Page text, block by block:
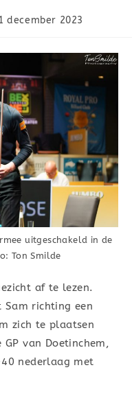
december 2023
uitgeschakeld in de
Ton Smilde
af te lezen.
Sam richting een
zich te plaatsen
van Doetinchem,
nederlaag met